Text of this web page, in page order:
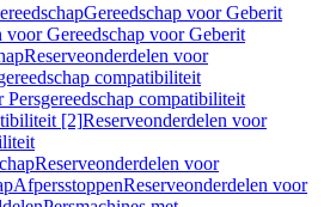
Gereedschap voor Geberit
voor Gereedschap voor Geberit
Reserveonderdelen voor
compatibiliteit
Persgereedschap compatibiliteit
[2]Reserveonderdelen voor
Reserveonderdelen voor
AfpersstoppenReserveonderdelen voor